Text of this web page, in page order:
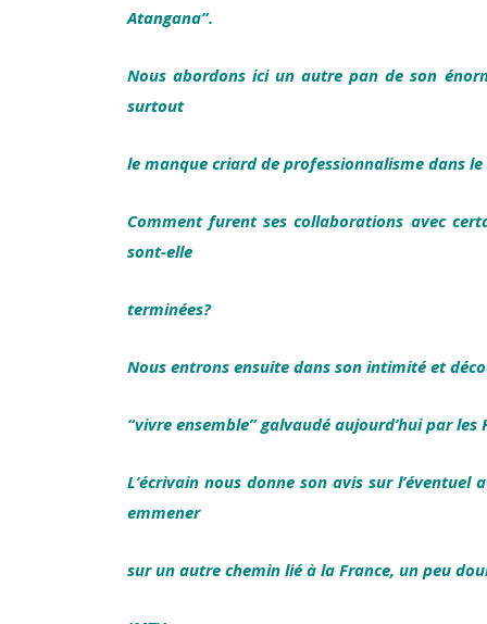
Atangana”.
Nous abordons ici un autre pan de son
surtout
le manque criard de professionnalisme dans
Comment furent ses collaborations avec
sont-elle
terminées?
Nous entrons ensuite dans son intimité et
“vivre ensemble” galvaudé aujourd’hui par
L’écrivain nous donne son avis sur
emmener
sur un autre chemin lié à la France, un peu